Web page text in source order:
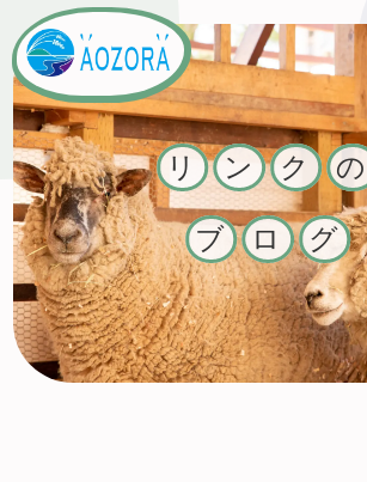
有限会社あおぞら
リ ン ク の
ブ ロ グ